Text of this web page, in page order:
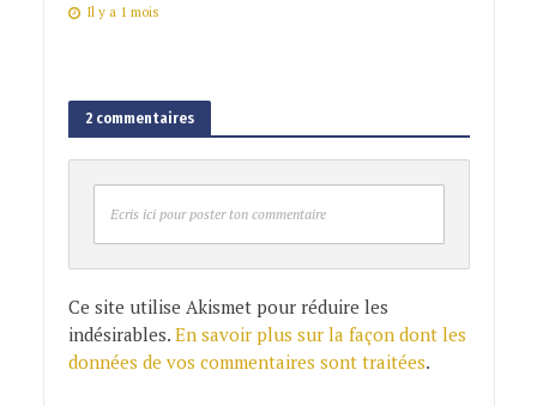
Il y a 1 mois
2 commentaires
Ecris ici pour poster ton commentaire
Ce site utilise Akismet pour réduire les
indésirables. En savoir plus sur la façon dont les
données de vos commentaires sont traitées.